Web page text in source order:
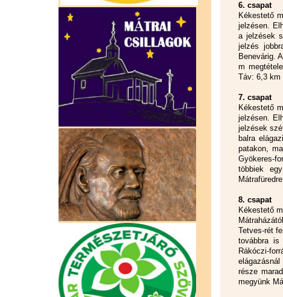
6. csapat
Kékestető
jelzésen.
a jelzések
jelzés
Benevárig.
m
Táv: 6,3 km
7. csapat
Kékestető
jelzésen.
jelzések
balra
patakon,
Gyökeres-
többiek
8. csapat
Kékestető
Tetves-rét
továbbra is
Rákóczi-
része
megyünk